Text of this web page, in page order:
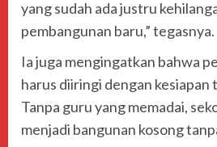
yang sudah ada justru
pembangunan baru,” tegasnya.
Ia juga mengingatkan bahwa
harus diiringi dengan kesiapan
Tanpa guru yang memadai,
menjadi bangunan kosong